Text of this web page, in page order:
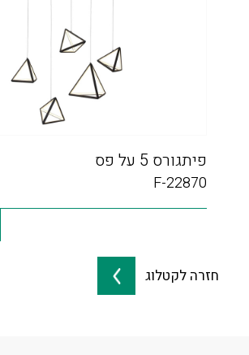
פיתגורס 5 על פס
F-22870
חזרה לקטלוג